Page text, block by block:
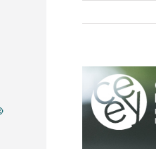
Imagen
Mas
Grande